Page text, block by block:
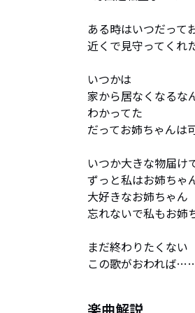
ある時はいつだって
近くで見守ってくれ
いつかは
家から居なくなるな
わかってた
だってお姉ちゃんは
いつか大きな物届け
ずっと私はお姉ちゃ
大好きなお姉ちゃん
忘れないで私もお姉
まだ終わりたくない
この歌がおわれば